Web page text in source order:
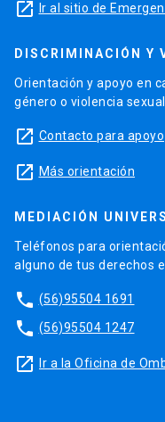
launch Ir al sitio de
DISCRIMINACIÓN Y
Orientación y apoyo en
género o violencia sexual.
launch Contacto para apoyo
launch Más orientación
MEDIACIÓN
Teléfonos para
alguno de tus derechos
phone (56)95504 1691
phone (56)95504 1247
launch Ir a la Oficina de